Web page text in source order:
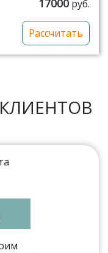
17000 руб.
Рассчитать